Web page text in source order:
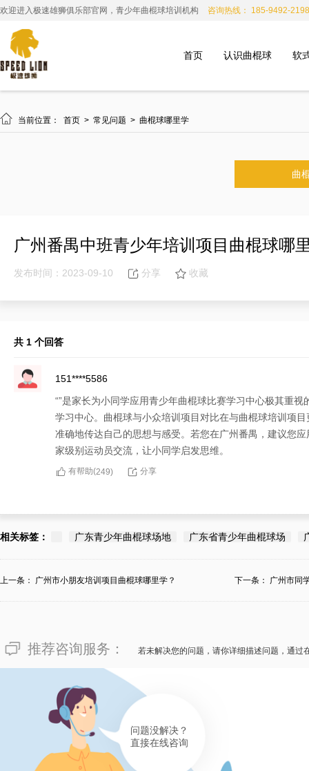
欢迎进入极速雄狮俱乐部官网，青少年曲棍球培训机构 咨询热线： 185-9492-2198
首页 认识曲棍球 软
 当前位置： 首页 > 常见问题 > 曲棍球哪里学
曲
广州番禺中班青少年培训项目曲棍球哪
发布时间：2023-09-10 分享 收藏
共 1 个回答
151****5586
“”是家长为小同学应用青少年曲棍球比赛学习中心极其重
学习中心。曲棍球与小众培训项目对比在与曲棍球培训项
准确地传达自己的思想与感受。若您在广州番禺，建议您
家级别运动员交流，让小同学启发思维。
有帮助(249) 分享
相关标签： 广东青少年曲棍球场地 广东省青少年曲棍球场
上一条： 广州市小朋友培训项目曲棍球哪里学？ 下一条： 广州市同
推荐咨询服务： 若未解决您的问题，请你详细描述问题，通过
问题没解决？
直接在线咨询